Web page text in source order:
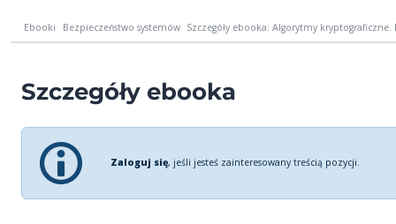
Ebooki Bezpieczeństwo systemów Szczegóły ebooka: Algorytmy
Szczegóły ebooka
Zaloguj się, jeśli jesteś zainteresowany treścią pozycji.